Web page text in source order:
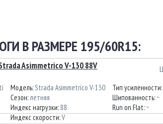
В РАЗМЕРЕ 195/60R15:
Asimmetrico V-130 88V
Модель:Strada Asimmetrico V-130
Сезон:летняя
Индекс нагрузки: 88
Индекс скорости:V
Тип усиленности:
Шипованность:~
Run on Flat:~